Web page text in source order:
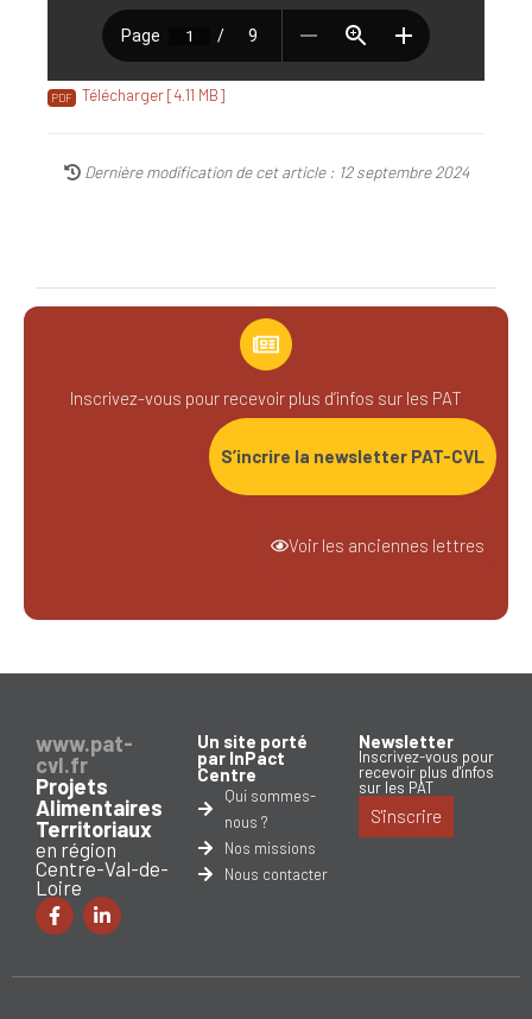
Télécharger [4.11 MB]
Dernière modification de cet article : 12 septembre 2024
Inscrivez-vous pour recevoir plus d’infos sur les PAT
S’incrire la newsletter PAT-CVL
Voir les anciennes lettres
www.pat-
cvl.fr
Projets
Alimentaires
Territoriaux
en région
Centre-Val-de-
Loire
Un site porté
par InPact
Centre
Qui sommes-
nous ?
Nos missions
Nous contacter
Newsletter
Inscrivez-vous pour
recevoir plus d'infos
sur les PAT
S'inscrire